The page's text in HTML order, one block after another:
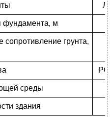
фундамента, м
сопротивление грунта,
среды
здания